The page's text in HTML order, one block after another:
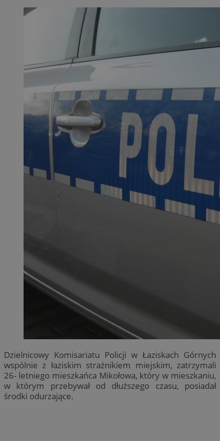
Dzielnicowy Komisariatu Policji w Łaziskach Górnych
wspólnie z łaziskim strażnikiem miejskim, zatrzymali
26- letniego mieszkańca Mikołowa, który w mieszkaniu,
w którym przebywał od dłuższego czasu, posiadał
środki odurzające.